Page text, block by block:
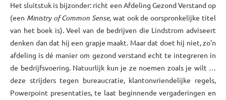
Het sluitstuk is bijzonder: richt een Afdeling Gezond Verstand op
(een Ministry of Common Sense, wat ook de oorspronkelijke titel
van het boek is). Veel van de bedrijven die Lindstrom adviseert
denken dan dat hij een grapje maakt. Maar dat doet hij niet, zo’n
afdeling is dé manier om gezond verstand echt te integreren in
de bedrijfsvoering. Natuurlijk kun je ze noemen zoals je wilt …
deze strijders tegen bureaucratie, klantonvriendelijke regels,
Powerpoint presentaties, te laat beginnende vergaderingen en